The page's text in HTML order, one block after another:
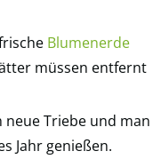
Blumenerde
müssen entfernt
neue Triebe und man
Jahr genießen.